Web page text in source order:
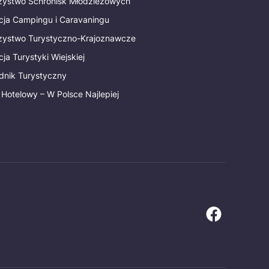
Campingu i Caravaningu
Turystyczno-Krajoznawcze
Turystyki Wiejskiej
Turystyczny
– W Polsce Najlepiej